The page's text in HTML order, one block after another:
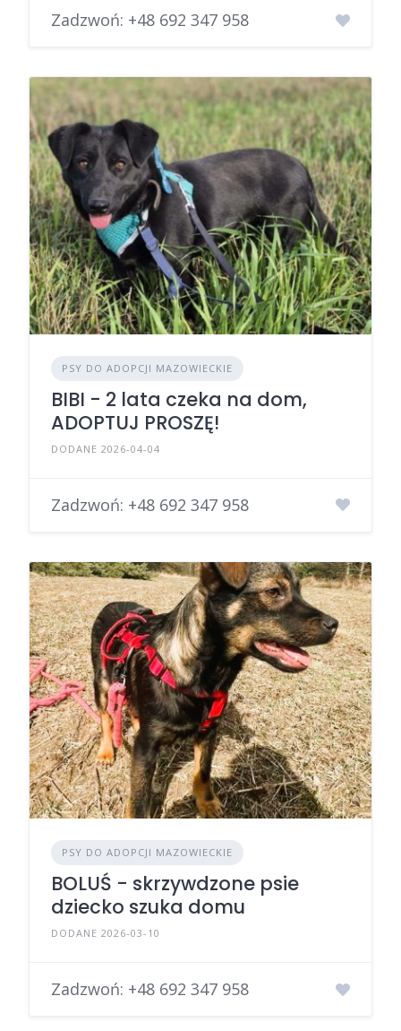
Zadzwoń: +48 692 347 958
PSY DO ADOPCJI MAZOWIECKIE
BIBI - 2 lata czeka na dom,
ADOPTUJ PROSZĘ!
DODANE 2026-04-04
Zadzwoń: +48 692 347 958
PSY DO ADOPCJI MAZOWIECKIE
BOLUŚ - skrzywdzone psie
dziecko szuka domu
DODANE 2026-03-10
Zadzwoń: +48 692 347 958